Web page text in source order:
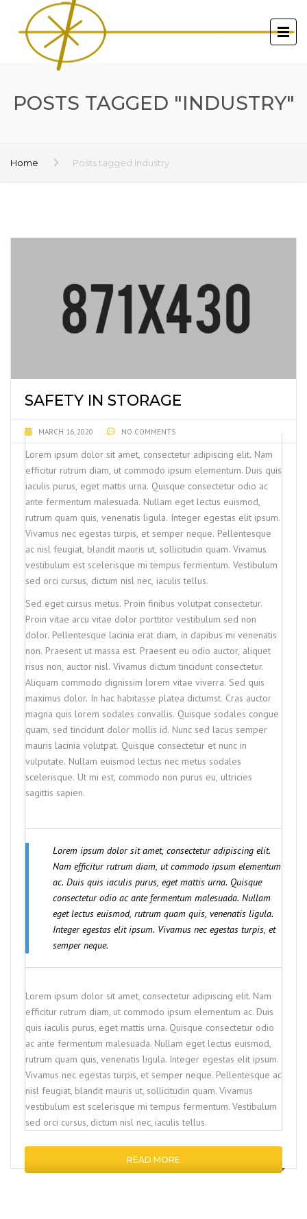
POSTS TAGGED "INDUSTRY"
Home Posts tagged Industry
SAFETY IN STORAGE
MARCH 16, 2020 NO COMMENTS
Lorem ipsum dolor sit amet, consectetur adipiscing elit. Nam
efficitur rutrum diam, ut commodo ipsum elementum. Duis quis
iaculis purus, eget mattis urna. Quisque consectetur odio ac
ante fermentum malesuada. Nullam eget lectus euismod,
rutrum quam quis, venenatis ligula. Integer egestas elit ipsum.
Vivamus nec egestas turpis, et semper neque. Pellentesque
ac nisl feugiat, blandit mauris ut, sollicitudin quam. Vivamus
vestibulum est scelerisque mi tempus fermentum. Vestibulum
sed orci cursus, dictum nisl nec, iaculis tellus.
Sed eget cursus metus. Proin finibus volutpat consectetur.
Proin vitae arcu vitae dolor porttitor vestibulum sed non
dolor. Pellentesque lacinia erat diam, in dapibus mi venenatis
non. Praesent ut massa est. Praesent eu odio auctor, aliquet
risus non, auctor nisl. Vivamus dictum tincidunt consectetur.
Aliquam commodo dignissim lorem vitae viverra. Sed quis
maximus dolor. In hac habitasse platea dictumst. Cras auctor
magna quis lorem sodales convallis. Quisque sodales congue
quam, sed tincidunt dolor mollis id. Nunc sed lacus semper
mauris lacinia volutpat. Quisque consectetur et nunc in
vulputate. Nullam euismod lectus nec metus sodales
scelerisque. Ut mi est, commodo non purus eu, ultricies
sagittis sapien.
Lorem ipsum dolor sit amet, consectetur adipiscing elit.
Nam efficitur rutrum diam, ut commodo ipsum elementum
ac. Duis quis iaculis purus, eget mattis urna. Quisque
consectetur odio ac ante fermentum malesuada. Nullam
eget lectus euismod, rutrum quam quis, venenatis ligula.
Integer egestas elit ipsum. Vivamus nec egestas turpis, et
semper neque.
Lorem ipsum dolor sit amet, consectetur adipiscing elit. Nam
efficitur rutrum diam, ut commodo ipsum elementum ac. Duis
quis iaculis purus, eget mattis urna. Quisque consectetur odio
ac ante fermentum malesuada. Nullam eget lectus euismod,
rutrum quam quis, venenatis ligula. Integer egestas elit ipsum.
Vivamus nec egestas turpis, et semper neque. Pellentesque ac
nisl feugiat, blandit mauris ut, sollicitudin quam. Vivamus
vestibulum est scelerisque mi tempus fermentum. Vestibulum
sed orci cursus, dictum nisl nec, iaculis tellus.
READ MORE